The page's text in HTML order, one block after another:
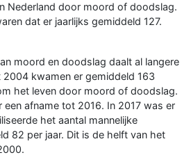
Nederland door moord of doodslag.
dat er jaarlijks gemiddeld 127.
moord en doodslag daalt al langere
kwamen er gemiddeld 163
het leven door moord of doodslag.
een afname tot 2016. In 2017 was er
het aantal mannelijke
82 per jaar. Dit is de helft van het